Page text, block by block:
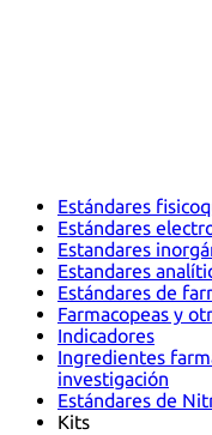
Estándares
Estándares
Estandares
Estandares
Estándares de
Farmacopeas y
Indicadores
Ingredientes
investigación
Estándares de
Kits